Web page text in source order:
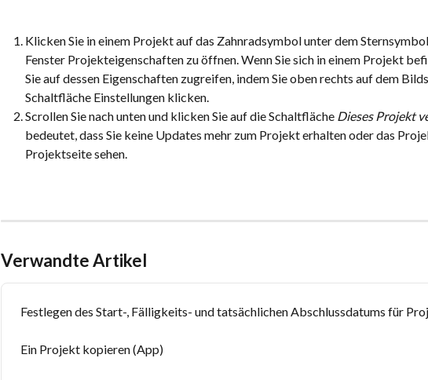
Klicken Sie in einem Projekt auf das Zahnradsymbol unter dem
Fenster Projekteigenschaften zu öffnen. Wenn Sie sich in einem Projekt
Sie auf dessen Eigenschaften zugreifen, indem Sie oben rechts auf dem
Schaltfläche Einstellungen klicken.
Scrollen Sie nach unten und klicken Sie auf die Schaltfläche Dieses Projekt
bedeutet, dass Sie keine Updates mehr zum Projekt erhalten oder das
Projektseite sehen.
Verwandte Artikel
Festlegen des Start-, Fälligkeits- und tatsächlichen Abschlussdatums für
Ein Projekt kopieren (App)